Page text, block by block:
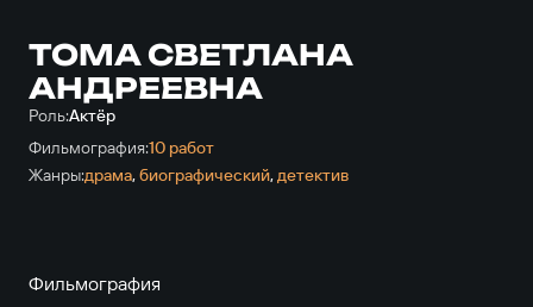
ТОМА СВЕТЛАНА
АНДРЕЕВНА
Роль:Актёр
Фильмография:10 работ
Жанры:драма,биографический, детектив
Фильмография